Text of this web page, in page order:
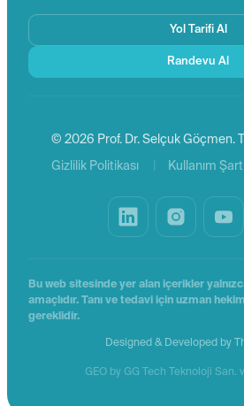
Yol Tarifi Al
Randevu Al
© 2026 Prof. Dr. Selçuk Göçmen.
Gizlilik Politikası Kullanım
Bu web sitesinde yer alan içerikler
amaçlıdır. Tanı ve tedavi için uzman
gereklidir.
Designed & Developed by
GEO by GG Tech Teknoloji San.